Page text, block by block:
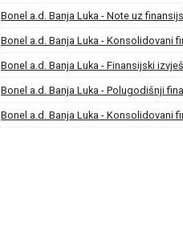
Bonel a.d. Banja Luka - Note uz
Bonel a.d. Banja Luka - Konsolidovani
Bonel a.d. Banja Luka - Finansijski
Bonel a.d. Banja Luka - Polugodišnji
Bonel a.d. Banja Luka - Konsolidovani